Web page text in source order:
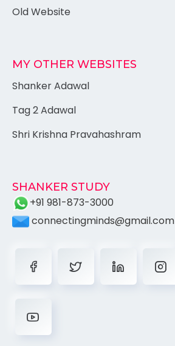
Old Website
MY OTHER WEBSITES
Shanker Adawal
Tag 2 Adawal
Shri Krishna Pravahashram
SHANKER STUDY
+91 981-873-3000
connectingminds@gmail.com